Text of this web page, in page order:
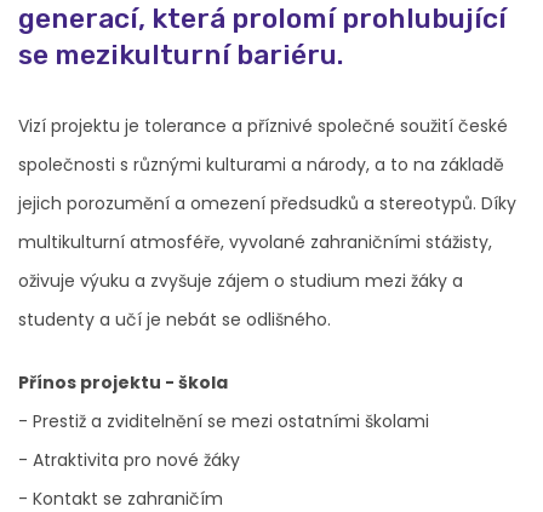
generací, která prolomí prohlubující
se mezikulturní bariéru.
Vizí projektu je tolerance a příznivé společné soužití české
společnosti s různými kulturami a národy, a to na základě
jejich porozumění a omezení předsudků a stereotypů. Díky
multikulturní atmosféře, vyvolané zahraničními stážisty,
oživuje výuku a zvyšuje zájem o studium mezi žáky a
studenty a učí je nebát se odlišného.
Přínos projektu - škola
- Prestiž a zviditelnění se mezi ostatními školami
- Atraktivita pro nové žáky
- Kontakt se zahraničím